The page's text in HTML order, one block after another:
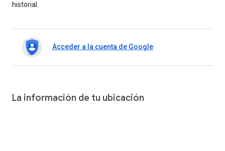
historial.
Acceder a la cuenta de Google
La información de tu ubicación